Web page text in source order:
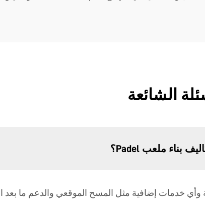
الشائعة
وأي خدمات إضافية مثل المسح الموقعي والدعم ما بعد